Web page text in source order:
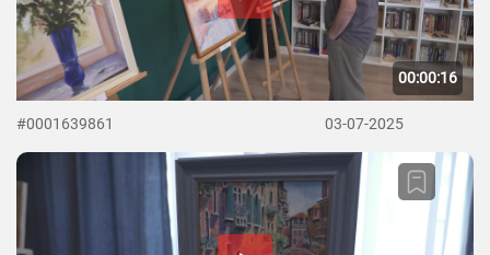
00:00:16
#0001639861 03-07-2025